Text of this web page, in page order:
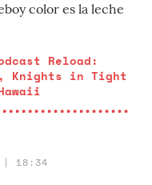
color es la leche
Reload:
Knights in Tight
| 18:34